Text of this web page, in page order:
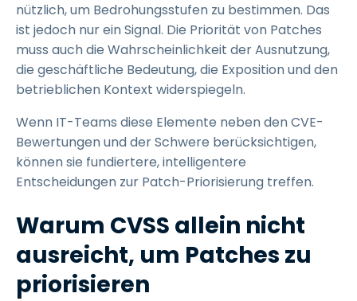
nützlich, um Bedrohungsstufen zu bestimmen. Das
ist jedoch nur ein Signal. Die Priorität von Patches
muss auch die Wahrscheinlichkeit der Ausnutzung,
die geschäftliche Bedeutung, die Exposition und den
betrieblichen Kontext widerspiegeln.
Wenn IT-Teams diese Elemente neben den CVE-
Bewertungen und der Schwere berücksichtigen,
können sie fundiertere, intelligentere
Entscheidungen zur Patch-Priorisierung treffen.
Warum CVSS allein nicht
ausreicht, um Patches zu
priorisieren